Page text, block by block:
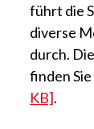
führt die
diverse
durch.
finden Sie
KB].